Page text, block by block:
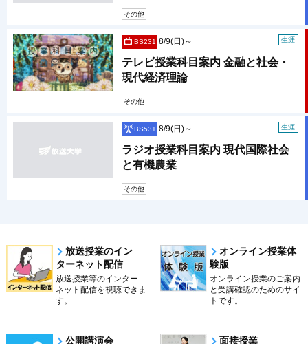
その他
BS231 生涯
8/9(日)～
テレビ授業科目案内 金融と社会・
現代経済理論
その他
BS531 生涯
8/9(日)～
ラジオ授業科目案内 現代国際社会
と有機農業
その他
放送授業のイン
ターネット配信
放送授業等のインター
ネット配信を視聴できま
す。
オンライン授業体
験版
オンライン授業のご案内
と受講確認のためのサイ
トです。
公開講演会 面接授業